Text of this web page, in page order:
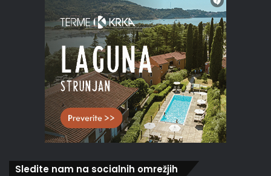
Sledite nam na socialnih omrežjih